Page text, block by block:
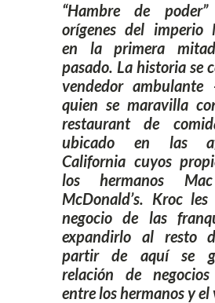
“Hambre de
orígenes del imperio
en la primera
pasado. La historia se
vendedor ambulante
quien se maravilla
restaurant de
ubicado en las
California cuyos
los hermanos
McDonald’s. Kroc
negocio de las
expandirlo al resto
partir de aquí se
relación de
entre los hermanos y el